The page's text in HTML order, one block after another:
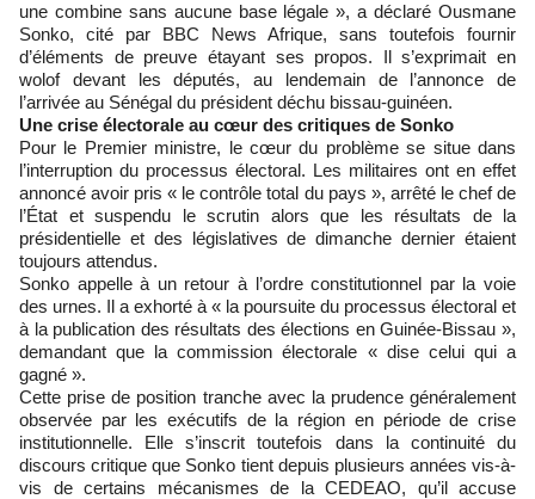
une combine sans aucune base légale », a déclaré Ousmane
Sonko, cité par BBC News Afrique, sans toutefois fournir
d’éléments de preuve étayant ses propos. Il s’exprimait en
wolof devant les députés, au lendemain de l’annonce de
l’arrivée au Sénégal du président déchu bissau-guinéen.
Une crise électorale au cœur des critiques de Sonko
Pour le Premier ministre, le cœur du problème se situe dans
l’interruption du processus électoral. Les militaires ont en effet
annoncé avoir pris « le contrôle total du pays », arrêté le chef de
l’État et suspendu le scrutin alors que les résultats de la
présidentielle et des législatives de dimanche dernier étaient
toujours attendus.
Sonko appelle à un retour à l’ordre constitutionnel par la voie
des urnes. Il a exhorté à « la poursuite du processus électoral et
à la publication des résultats des élections en Guinée-Bissau »,
demandant que la commission électorale « dise celui qui a
gagné ».
Cette prise de position tranche avec la prudence généralement
observée par les exécutifs de la région en période de crise
institutionnelle. Elle s’inscrit toutefois dans la continuité du
discours critique que Sonko tient depuis plusieurs années vis-à-
vis de certains mécanismes de la CEDEAO, qu’il accuse